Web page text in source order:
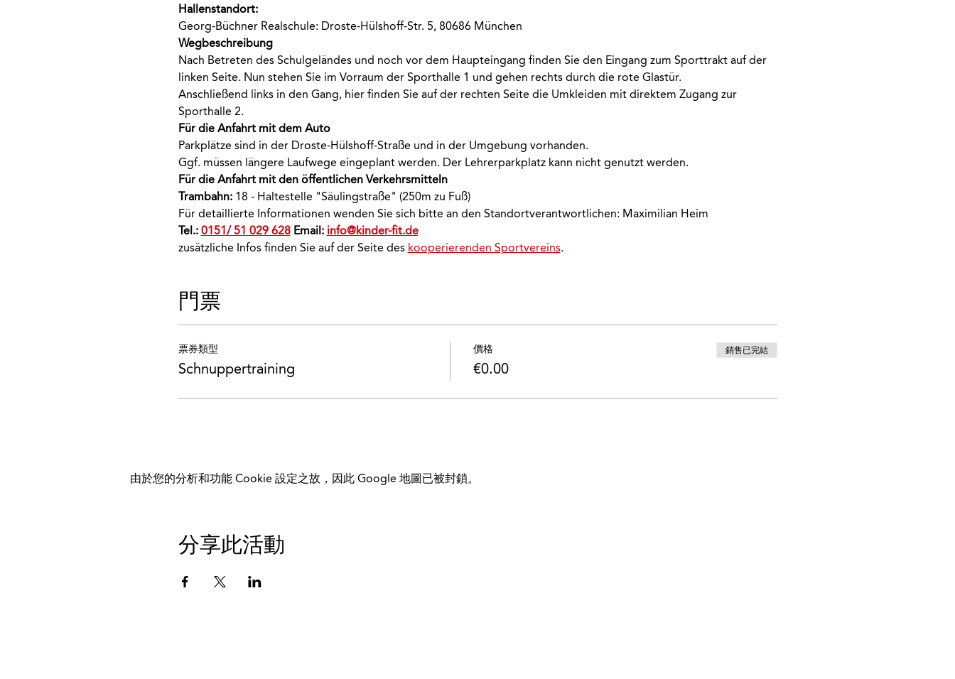
Hallenstandort:
Georg-Büchner Realschule: Droste-Hülshoff-Str. 5, 80686 München
Wegbeschreibung
Nach Betreten des Schulgeländes und noch vor dem Haupteingang finden Sie den Eingang zum Sporttrakt auf der
linken Seite. Nun stehen Sie im Vorraum der Sporthalle 1 und gehen rechts durch die rote Glastür.
Anschließend links in den Gang, hier finden Sie auf der rechten Seite die Umkleiden mit direktem Zugang zur
Sporthalle 2.
Für die Anfahrt mit dem Auto
Parkplätze sind in der Droste-Hülshoff-Straße und in der Umgebung vorhanden.
Ggf. müssen längere Laufwege eingeplant werden. Der Lehrerparkplatz kann nicht genutzt werden.
Für die Anfahrt mit den öffentlichen Verkehrsmitteln
Trambahn: 18 - Haltestelle "Säulingstraße" (250m zu Fuß)
Für detaillierte Informationen wenden Sie sich bitte an den Standortverantwortlichen: Maximilian Heim
Tel.: 0151/ 51 029 628 Email: info@kinder-fit.de
zusätzliche Infos finden Sie auf der Seite des kooperierenden Sportvereins.
門票
票券類型
Schnuppertraining
價格
€0.00
銷售已完結
由於您的分析和功能 Cookie 設定之故，因此 Google 地圖已被封鎖。
分享此活動